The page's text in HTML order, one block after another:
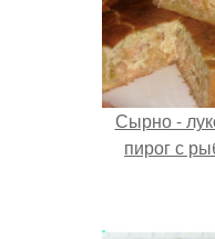
Сырно -
пирог с